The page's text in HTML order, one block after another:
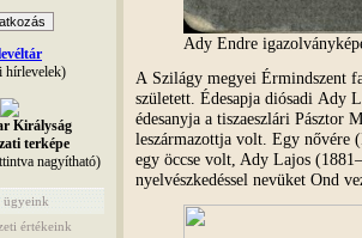
hírlevelek)
Királyság
terképe
nagyítható)
ügyeink
értékeink
Ady Endre
A Szilágy megyei Érmindszent
született. Édesapja diósadi Ady
édesanyja a tiszaeszlári Pásztor
leszármazottja volt. Egy nővére
egy öccse volt, Ady Lajos
nyelvészkedéssel nevüket Ond